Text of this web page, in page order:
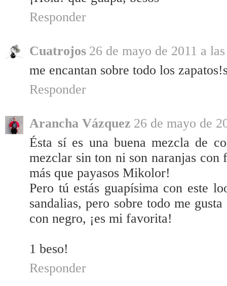
Responder
Cuatrojos 26 de mayo de 2011 a
me encantan sobre todo los
Responder
Arancha Vázquez 26 de mayo de
Ésta sí es una buena mezcla de
mezclar sin ton ni son naranjas con
más que payasos Mikolor!
Pero tú estás guapísima con este
sandalias, pero sobre todo me
con negro, ¡es mi favorita!
1 beso!
Responder